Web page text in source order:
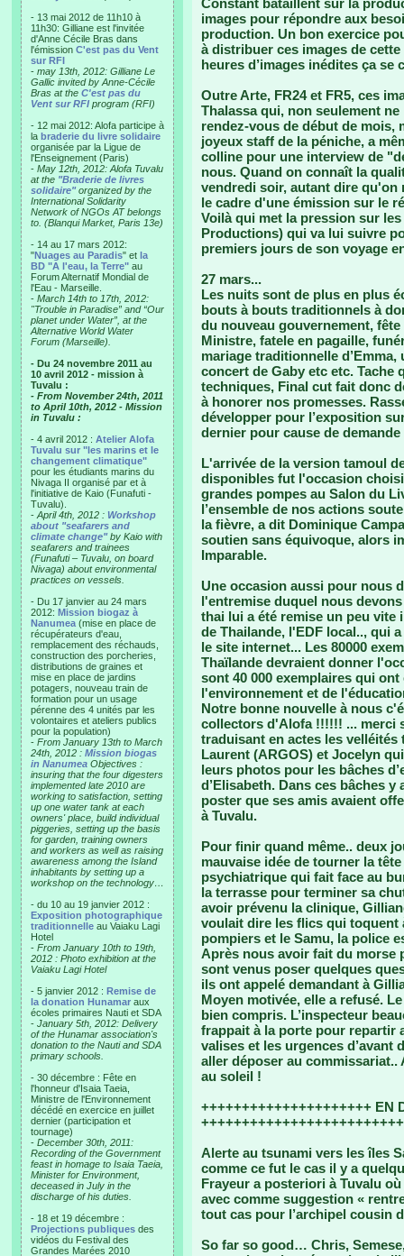
- 13 mai 2012 de 11h10 à
11h30: Gilliane est l'invitée
d'Anne Cécile Bras dans
l'émission C'est pas du Vent
sur RFI
- may 13th, 2012: Gilliane Le
Gallic invited by Anne-Cécile
Bras at the C'est pas du
Vent sur RFI program (RFI)
- 12 mai 2012: Alofa participe à
la braderie du livre solidaire
organisée par la Ligue de
l'Enseignement (Paris)
- May 12th, 2012: Alofa Tuvalu
at the "Braderie de livres
solidaire"organized by the
International Solidarity
Network of NGOs AT belongs
to. (Blanqui Market, Paris 13e)
- 14 au 17 mars 2012:
"Nuages au Paradis" et la
BD "A l'eau, la Terre" au
Forum Alternatif Mondial de
l'Eau - Marseille.
- March 14th to 17th, 2012:
"Trouble in Paradise” and “Our
planet under Water”, at the
Alternative World Water
Forum (Marseille).
- Du 24 novembre 2011 au
10 avril 2012 - mission à
Tuvalu :
- From November 24th, 2011
to April 10th, 2012 - Mission
in Tuvalu :
- 4 avril 2012 : Atelier Alofa
Tuvalu sur "les marins et le
changement climatique"
pour les étudiants marins du
Nivaga II organisé par et à
l'initiative de Kaio (Funafuti -
Tuvalu).
- April 4th, 2012 : Workshop
about "seafarers and
climate change"by Kaio with
seafarers and trainees
(Funafuti – Tuvalu, on board
Nivaga) about environmental
practices on vessels.
- Du 17 janvier au 24 mars
2012: Mission biogaz à
Nanumea (mise en place de
récupérateurs d'eau,
remplacement des réchauds,
construction des porcheries,
distributions de graines et
mise en place de jardins
potagers, nouveau train de
formation pour un usage
pérenne des 4 unités par les
volontaires et ateliers publics
pour la population)
- From January 13th to March
24th, 2012 : Mission biogas
in Nanumea Objectives :
insuring that the four digesters
implemented late 2010 are
working to satisfaction, setting
up one water tank at each
owners' place, build individual
piggeries, setting up the basis
for garden, training owners
and workers as well as raising
awareness among the Island
inhabitants by setting up a
workshop on the technology…
- du 10 au 19 janvier 2012 :
Exposition photographique
traditionnelle au Vaiaku Lagi
Hotel
- From January 10th to 19th,
2012 : Photo exhibition at the
Vaiaku Lagi Hotel
- 5 janvier 2012 : Remise de
la donation Hunamar aux
écoles primaires Nauti et SDA
- January 5th, 2012: Delivery
of the Hunamar association's
donation to the Nauti and SDA
primary schools.
- 30 décembre : Fête en
l'honneur d'Isaia Taeia,
Ministre de l'Environnement
décédé en exercice en juillet
dernier (participation et
tournage)
- December 30th, 2011:
Recording of the Government
feast in homage to Isaia Taeia,
Minister for Environment,
deceased in July in the
discharge of his duties.
- 18 et 19 décembre :
Projections publiques des
vidéos du Festival des
Grandes Marées 2010
Constant bataillent sur la
images pour répondre aux
production. Un bon exercice
à distribuer ces images de cette
heures d’images inédites ça
Outre Arte, FR24 et FR5, ces
Thalassa qui, non seulement
rendez-vous de début de mois,
joyeux staff de la péniche, a
colline pour une interview de
nous. Quand on connaît la
vendredi soir, autant dire qu'on
le cadre d'une émission sur le
Voilà qui met la pression sur
Productions) qui va lui suivre
premiers jours de son voyage
27 mars...
Les nuits sont de plus en plus
bouts à bouts traditionnels à
du nouveau gouvernement,
Ministre, fatele en pagaille,
mariage traditionnelle
concert de Gaby etc etc.
techniques, Final cut fait donc
à honorer nos promesses.
développer pour l’exposition
dernier pour cause de
L'arrivée de la version tamoul
disponibles fut l'occasion
grandes pompes au Salon du
l’ensemble de nos actions
la fièvre, a dit Dominique
soutien sans équivoque, alors
Imparable.
Une occasion aussi pour nous
l'entremise duquel nous
thai lui a été remise un peu
de Thailande, l'EDF local.., qui
le site internet... Les 80000
Thaïlande devraient donner
sont 40 000 exemplaires qui
l'environnement et de
Notre bonne nouvelle à nous
collectors d'Alofa !!!!!! ... merci
traduisant en actes les
Laurent (ARGOS) et Jocelyn
leurs photos pour les bâches
d’Elisabeth. Dans ces bâches y
poster que ses amis avaient
à Tuvalu.
Pour finir quand même.. deux
mauvaise idée de tourner la
psychiatrique qui fait face au
la terrasse pour terminer sa
avoir prévenu la clinique,
voulait dire les flics qui toquent
pompiers et le Samu, la police
Après nous avoir fait du morse
sont venus poser quelques
ils ont appelé demandant à
Moyen motivée, elle a refusé.
bien compris. L’inspecteur
frappait à la porte pour repartir
valises et les urgences d’avant
aller déposer au commissariat..
au soleil !
+++++++++++++++++++++ EN
Alerte au tsunami vers les îles
comme ce fut le cas il y a
Frayeur a posteriori à Tuvalu
avec comme suggestion «
tout cas pour l’archipel cousin
So far so good… Chris,